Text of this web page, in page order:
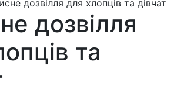
дозвілля для хлопців та дівчат
дозвілля
та